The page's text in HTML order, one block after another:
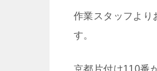
作業スタッフより
す。
京都片付け110番